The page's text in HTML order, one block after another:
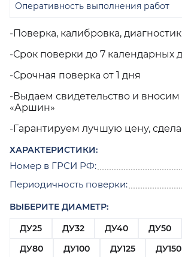
-Поверка, калибровка,
-Срок поверки до 7 календарных
-Срочная поверка от 1 дня
-Выдаем свидетельство и
«Аршин»
-Гарантируем лучшую цену,
ХАРАКТЕРИСТИКИ:
Номер в ГРСИ РФ:
Периодичность поверки:
ВЫБЕРИТЕ ДИАМЕТР:
ДУ25
ДУ32 ДУ40 ДУ50
ДУ80
ДУ100 ДУ125 ДУ150
Оперативность выполнения работ